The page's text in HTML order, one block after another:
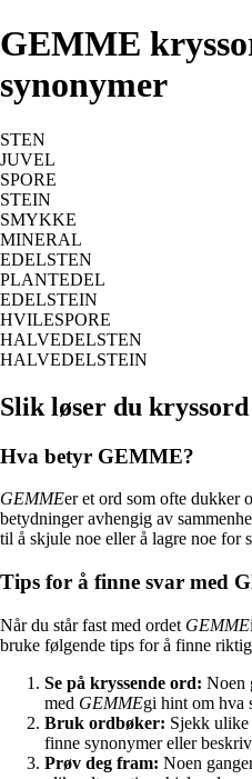
GEMME
synonymer
STEN
JUVEL
SPORE
STEIN
SMYKKE
MINERAL
EDELSTEN
PLANTEDEL
EDELSTEIN
HVILESPORE
HALVEDELSTEN
HALVEDELSTEIN
Slik løser du
Hva betyr GEMME?
GEMMEer et ord som ofte dukker
betydninger avhengig av
til å skjule noe eller å lagre noe for
Tips for å finne svar med
Når du står fast med ordet GEMME
bruke følgende tips for å finne
Se på kryssende ord: Noen
med GEMMEgi hint om hva
Bruk ordbøker: Sjekk ulike
finne synonymer eller
Prøv deg fram: Noen